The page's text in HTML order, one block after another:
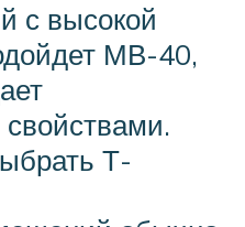
с высокой
МВ-40,
свойствами.
Т-